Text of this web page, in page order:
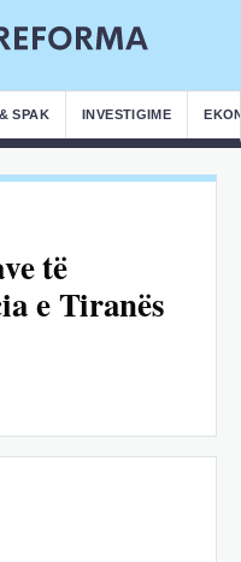
SPAK INVESTIGIME
të
e Tiranës